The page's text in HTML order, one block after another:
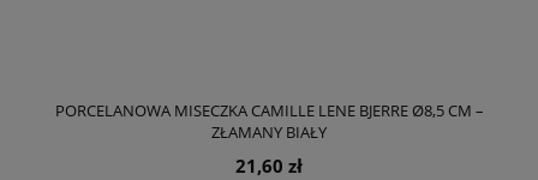
PORCELANOWA MISECZKA CAMILLE LENE BJERRE Ø8,5 CM –
ZŁAMANY BIAŁY
21,60 zł